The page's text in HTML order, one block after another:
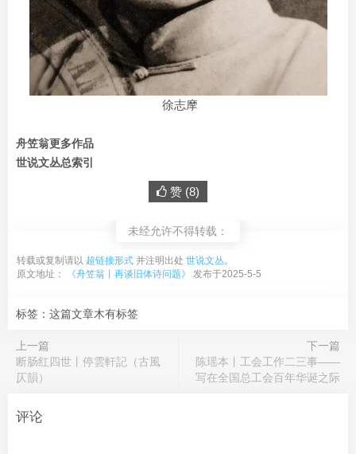
徐志摩
舟笠翁更多作品
世说文丛总索引
赞 (8)
未经允许不得转载：
转载或复制请以 超链接形式 并注明出处 世说文丛。
原文地址：
《舟笠翁丨再谈旧体诗问题》 发布于2025-5-5
标签：这篇文章木有标签
上一篇
断肠红四世丨停雲軒記（古風
仄韻）
下一篇
陈瑶本丨工会工作二三事——
写在全国总工会百年华诞之际
评论